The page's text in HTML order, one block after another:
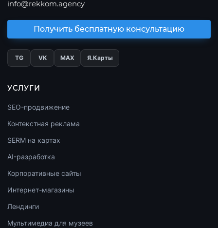
info@rekkom.agency
Получить бесплатную консультацию
TG VK МАХ Я.Карты
УСЛУГИ
SEO-продвижение
Контекстная реклама
SERM на картах
AI-разработка
Корпоративные сайты
Интернет-магазины
Лендинги
Мультимедиа для музеев